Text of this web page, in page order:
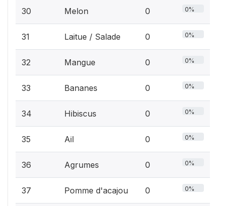
30 Melon 0 0%
31 Laitue / Salade 0 0%
32 Mangue 0 0%
33 Bananes 0 0%
34 Hibiscus 0 0%
35 Ail 0 0%
36 Agrumes 0 0%
37 Pomme d'acajou 0 0%